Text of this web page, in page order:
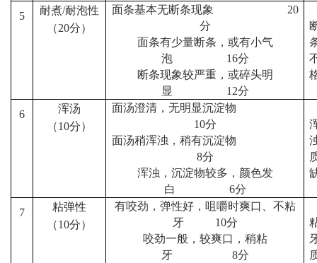
5 耐煮/耐泡性
（20分）
面条基本无断条现象
20
分
面条有少量断条，或有小气
泡
16分
断条现象较严重，或碎头明
显
12分
6
浑汤
（10分）
面汤澄清，无明显沉淀物
10分
面汤稍浑浊，稍有沉淀物
8分
浑浊，沉淀物较多，颜色发
白
6分
7
粘弹性
（10分）
有咬劲，弹性好，咀嚼时爽口、不粘
牙
10分
咬劲一般，较爽口，稍粘
牙
8分